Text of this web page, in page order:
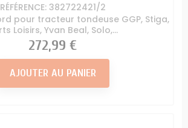
RÉFÉRENCE: 382722421/2
pour tracteur tondeuse GGP, Stiga,
Loisirs, Yvan Beal, Solo,...
Prix
272,99 €
AJOUTER AU PANIER